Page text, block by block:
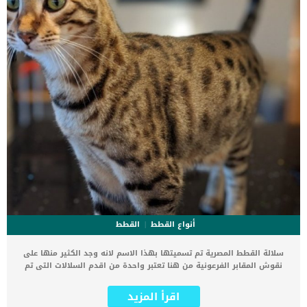
تمزق […]
أنواع القطط
القطط
سلالة القطط المصرية تم تسميتها بهذا الاسم لانه وجد الكثير منها على
نقوش المقابر الفرعونية من هنا تعتبر واحدة من اقدم السلالات التى تم
انتمائها للولايات المتحدة الامريكية ولكن بنفس الاسم. يمكن إرجاع النسب
الأمريكي للقط المصري إلى حضارة القطط التي تنتمي إلى الأميرة
اقرأ المزيد